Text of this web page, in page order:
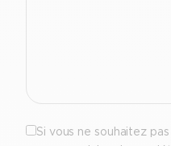
Optout
Si vous ne souhaitez